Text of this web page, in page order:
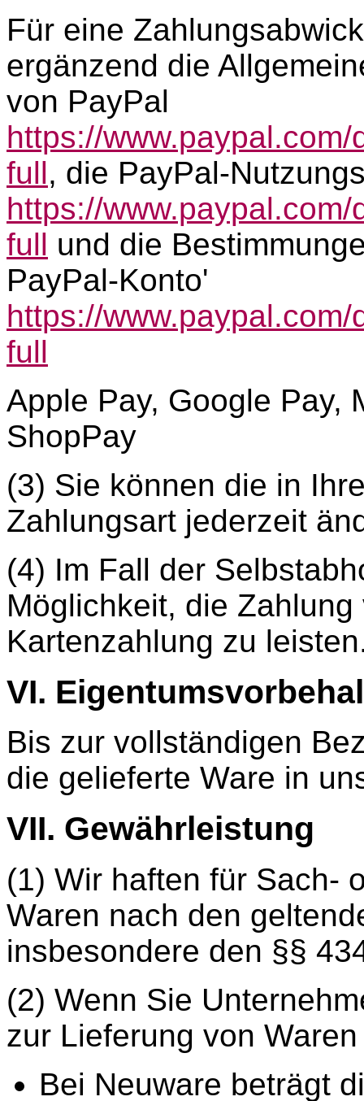
Für eine
ergänzend die
von PayPal
https://
full, die PayPal-
https://
full und die
PayPal-Konto'
https://
full
Apple Pay, Google Pay,
ShopPay
(3) Sie können die in
Zahlungsart jederzeit
(4) Im Fall der
Möglichkeit, die
Kartenzahlung zu
VI.
Bis zur vollständigen
die gelieferte Ware in
VII. Gewährleistung
(1) Wir haften für Sach-
Waren nach den
insbesondere den §§
(2) Wenn Sie
zur Lieferung von
Bei Neuware beträgt